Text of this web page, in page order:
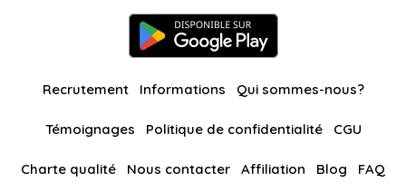
Recrutement Informations Qui sommes-nous?
Témoignages Politique de confidentialité CGU
Charte qualité Nous contacter Affiliation Blog FAQ